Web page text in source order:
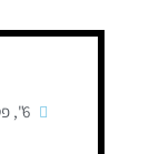
6"
,